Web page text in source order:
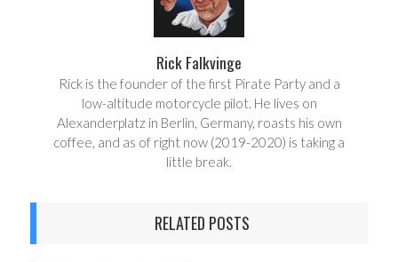
Rick Falkvinge
Rick is the founder of the first Pirate Party and a
low-altitude motorcycle pilot. He lives on
Alexanderplatz in Berlin, Germany, roasts his own
coffee, and as of right now (2019-2020) is taking a
little break.
RELATED POSTS